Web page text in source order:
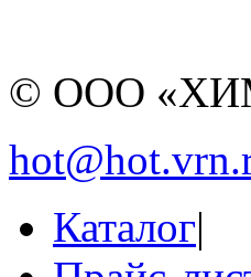
© ООО
Каталог|